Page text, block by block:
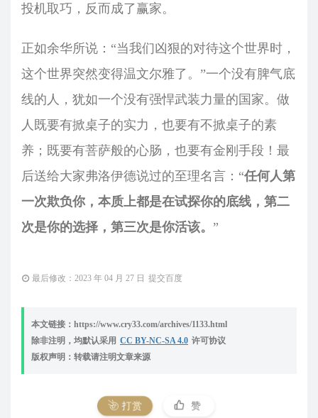
投机取巧，反而成了赢家。
正如余华所说：“当我们凶狠的对待这个世界时，
这个世界突然变得温文尔雅了。”一个没有脾气底
线的人，犹如一个没有强悍武装力量的国家。做
人既要有掀桌子的实力，也要有不掀桌子的素
养；既要有菩萨般的心肠，也要有金刚手段！最
后送给大家弗洛伊德说过的至理名言：“任何人第
一次欺负你，本质上都是在试探你的底线，第二
次是你的选择，第三次是你活该。 ”
最后修改：2023 年 04 月 27 日 提交百度
本文链接：https://www.cry33.com/archives/1133.html
除非注明，均默认采用 CC BY-NC-SA 4.0 许可协议
版权声明：转载请注明文章来源
打赏 赞